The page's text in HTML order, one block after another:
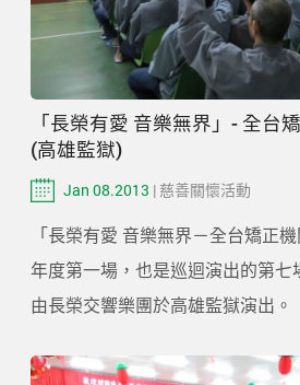
「長榮有愛 音樂無界」- 全台
(高雄監獄)
Jan 08.2013 | 慈善關懷活動
「長榮有愛 音樂無界－全台矯正
年度第一場，也是巡迴演出的第七
由長榮交響樂團於高雄監獄演出。